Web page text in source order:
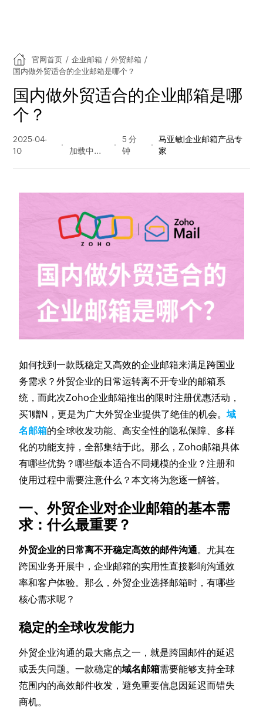
官网首页 / 企业邮箱 / 外贸邮箱 /
国内做外贸适合的企业邮箱是哪个？
国内做外贸适合的企业邮箱是哪
个？
2025-04-
10
量
5 分
钟
马亚敏|企业邮箱产品专
家
如何找到一款既稳定又高效的企业邮箱来满足跨国业
务需求？外贸企业的日常运转离不开专业的邮箱系
统，而此次Zoho企业邮箱推出的限时注册优惠活动，
买1赠N，更是为广大外贸企业提供了绝佳的机会。域
名邮箱的全球收发功能、高安全性的隐私保障、多样
化的功能支持，全部集结于此。那么，Zoho邮箱具体
有哪些优势？哪些版本适合不同规模的企业？注册和
使用过程中需要注意什么？本文将为您逐一解答。
一、外贸企业对企业邮箱的基本需
求：什么最重要？
外贸企业的日常离不开稳定高效的邮件沟通。尤其在
跨国业务开展中，企业邮箱的实用性直接影响沟通效
率和客户体验。那么，外贸企业选择邮箱时，有哪些
核心需求呢？
稳定的全球收发能力
外贸企业沟通的最大痛点之一，就是跨国邮件的延迟
或丢失问题。一款稳定的域名邮箱需要能够支持全球
范围内的高效邮件收发，避免重要信息因延迟而错失
商机。